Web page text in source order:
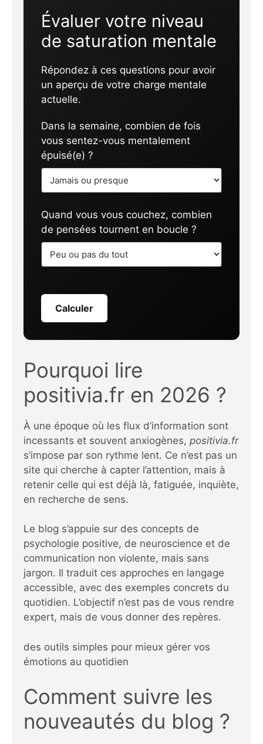
Évaluer votre niveau
de saturation mentale
Répondez à ces questions pour avoir
un aperçu de votre charge mentale
actuelle.
Dans la semaine, combien de fois
vous sentez-vous mentalement
épuisé(e) ?
Quand vous vous couchez, combien
de pensées tournent en boucle ?
Calculer
Pourquoi lire
positivia.fr en 2026 ?
À une époque où les flux d’information sont
incessants et souvent anxiogènes, positivia.fr
s’impose par son rythme lent. Ce n’est pas un
site qui cherche à capter l’attention, mais à
retenir celle qui est déjà là, fatiguée, inquiète,
en recherche de sens.
Le blog s’appuie sur des concepts de
psychologie positive, de neuroscience et de
communication non violente, mais sans
jargon. Il traduit ces approches en langage
accessible, avec des exemples concrets du
quotidien. L’objectif n’est pas de vous rendre
expert, mais de vous donner des repères.
des outils simples pour mieux gérer vos
émotions au quotidien
Comment suivre les
nouveautés du blog ?